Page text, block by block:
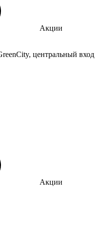
Акции
центральный вход
Акции